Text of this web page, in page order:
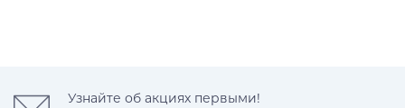
Узнайте об акциях первыми!